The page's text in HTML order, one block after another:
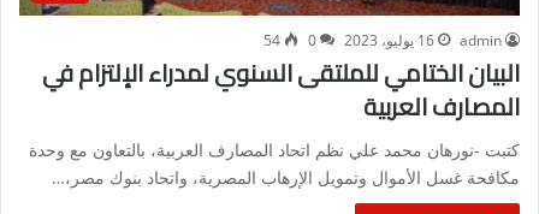
admin 16 يوليو، 2023 0
54
البيان الختامي للملتقى السنوي لمدراء الإلتزام في
المصارف العربية
كتبت -نورهان محمد علي نظم اتحاد المصارف العربية، بالتعاون مع وحدة
مكافحة غسل الأموال وتمويل الإرهاب المصرية، واتحاد بنوك مصر،…